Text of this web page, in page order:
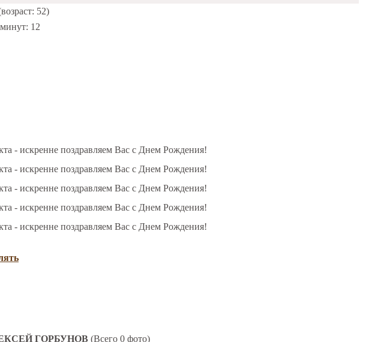
52)
12
- искренне поздравляем Вас с Днем Рождения!
- искренне поздравляем Вас с Днем Рождения!
- искренне поздравляем Вас с Днем Рождения!
- искренне поздравляем Вас с Днем Рождения!
- искренне поздравляем Вас с Днем Рождения!
ГОРБУНОВ (Всего 0 фото)